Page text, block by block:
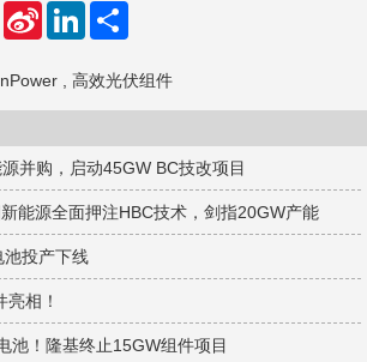
W
e
a
t
S
W
e
b
o
L
e
d
n
高效光伏组件
并购，启动45GW BC技改项目
能源全面押注HBC技术，剑指20GW产能
池投产下线
相！
池！隆基终止15GW组件项目